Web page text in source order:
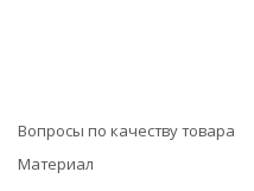
Вопросы по качеству товара
Материал